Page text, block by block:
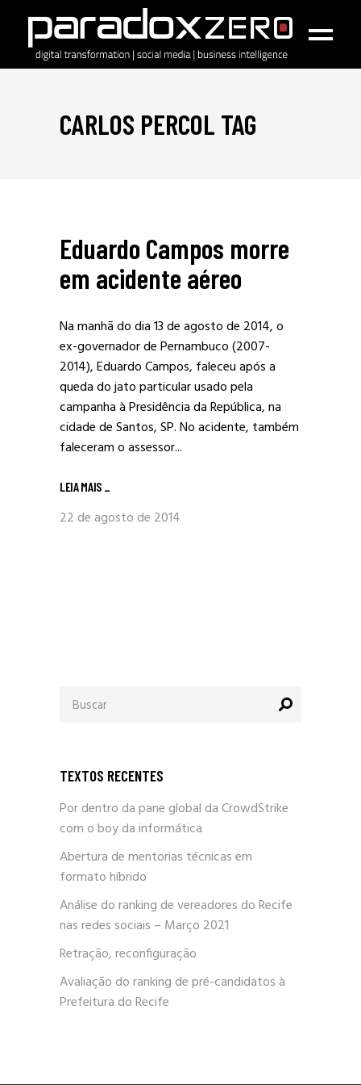
CARLOS PERCOL TAG
Eduardo Campos morre
em acidente aéreo
Na manhã do dia 13 de agosto de 2014, o
ex-governador de Pernambuco (2007-
2014), Eduardo Campos, faleceu após a
queda do jato particular usado pela
campanha à Presidência da República, na
cidade de Santos, SP. No acidente, também
faleceram o assessor...
LEIA MAIS _
22 de agosto de 2014
por:
TEXTOS RECENTES
Por dentro da pane global da CrowdStrike
com o boy da informática
Abertura de mentorias técnicas em
formato híbrido
Análise do ranking de vereadores do Recife
nas redes sociais – Março 2021
Retração, reconfiguração
Avaliação do ranking de pré-candidatos à
Prefeitura do Recife